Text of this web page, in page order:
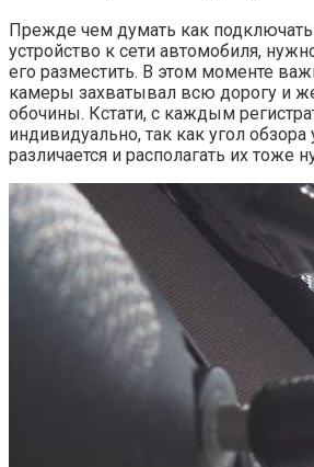
Прежде чем думать как
устройство к сети автомобиля,
его разместить. В этом моменте
камеры захватывал всю дорогу и
обочины. Кстати, с каждым
индивидуально, так как угол обзора
различается и располагать их тоже